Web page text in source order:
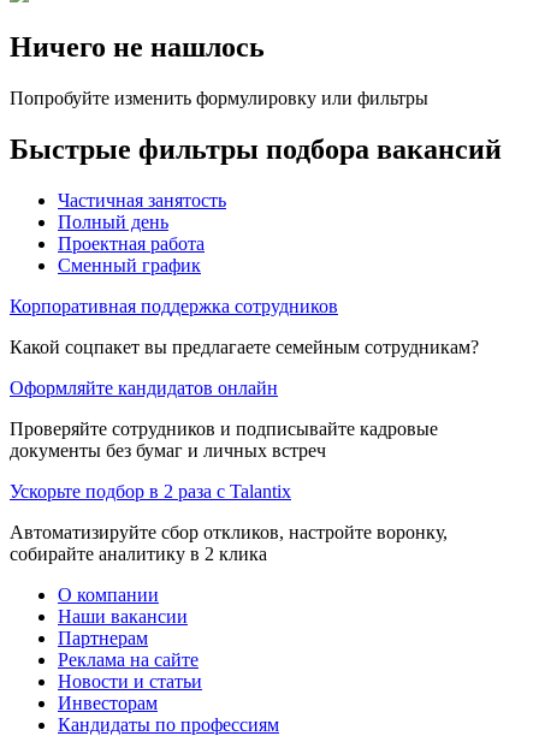
Ничего не нашлось
Попробуйте изменить формулировку или фильтры
Быстрые фильтры подбора вакансий
Частичная занятость
Полный день
Проектная работа
Сменный график
Корпоративная поддержка сотрудников
Какой соцпакет вы предлагаете семейным сотрудникам?
Оформляйте кандидатов онлайн
Проверяйте сотрудников и подписывайте кадровые
документы без бумаг и личных встреч
Ускорьте подбор в 2 раза с Talantix
Автоматизируйте сбор откликов, настройте воронку,
собирайте аналитику в 2 клика
О компании
Наши вакансии
Партнерам
Реклама на сайте
Новости и статьи
Инвесторам
Кандидаты по профессиям